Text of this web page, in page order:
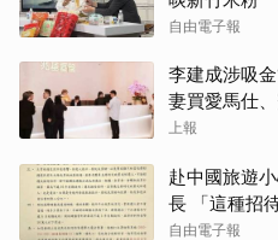
自由電子報
李建成涉吸
妻買愛馬仕
上報
赴中國旅遊
長 「這種招
自由電子報